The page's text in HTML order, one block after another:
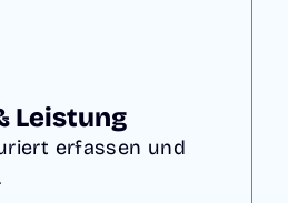
Leistung
erfassen und